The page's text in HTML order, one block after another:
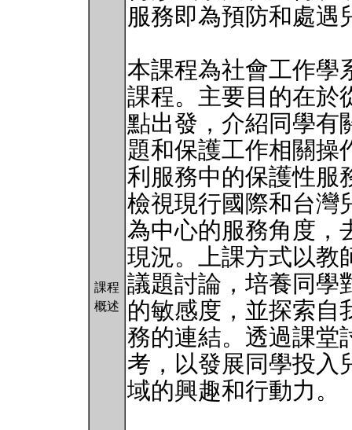
課程
概述
服務即為預防和處遇
本課程為社會⼯作學
課程。主要⽬的在於
點出發，介紹同學有
題和保護⼯作相關操
利服務中的保護性服
檢視現⾏國際和台灣
為中⼼的服務⾓度，
現況。上課⽅式以教
議題討論，培養同學
的敏感度，並探索⾃
務的連結。透過課堂
考，以發展同學投入
域的興趣和⾏動⼒。